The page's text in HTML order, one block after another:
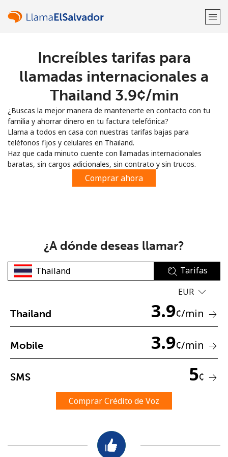
¡Bienvenido!
Regístrate con
o
No se ha creado una contraseña
Mínimo 8 caracteres
Un número
Un caracter especial
Mantente en contacto para recibir nuestras mejores
ofertas.
Increíbles tarifas para
llamadas internacionales a
Thailand ⁦3.9¢⁩/min
¿Buscas la mejor manera de mantenerte en contacto con tu
familia y ahorrar dinero en tu factura telefónica?
Llama a todos en casa con nuestras tarifas bajas para
teléfonos fijos y celulares en Thailand.
Haz que cada minuto cuente con llamadas internacionales
baratas, sin cargos adicionales, sin contrato y sin trucos.
Comprar ahora
¿A dónde deseas llamar?
Tarifas
EUR
Thailand 3.9¢/min
Mobile 3.9¢/min
SMS 5¢
Comprar Crédito de Voz